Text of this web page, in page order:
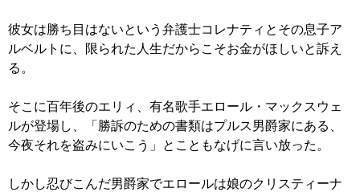
彼女は勝ち目はないという弁護士コレナティとその息子ア
ルベルトに、限られた人生だからこそお金がほしいと訴え
る。
そこに百年後のエリィ、有名歌手エロール・マックスウェ
ルが登場し、「勝訴のための書類はプルス男爵家にある、
今夜それを盗みにいこう」とこともなげに言い放った。
しかし忍びこんだ男爵家でエロールは娘のクリスティーナ